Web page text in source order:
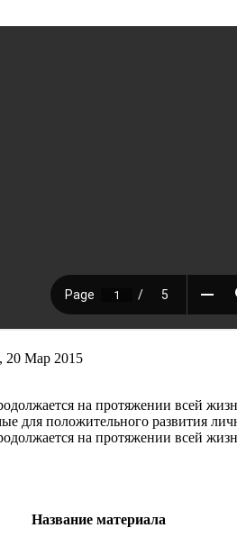
20 Мар 2015
на протяжении всей
для положительного развития
на протяжении всей
Название материала